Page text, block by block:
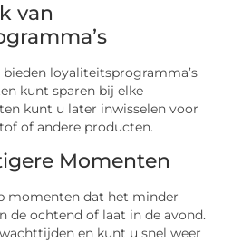
van
bieden loyaliteitsprogramma’s
kunt sparen bij elke
kunt u later inwisselen voor
of andere producten.
Momenten
momenten dat het minder
de ochtend of laat in de avond.
en kunt u snel weer